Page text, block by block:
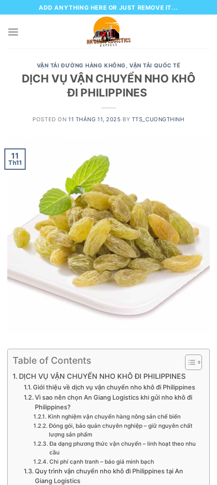
to
content
ADD ANYTHING HERE OR JUST REMOVE IT...
VẬN TẢI ĐƯỜNG HÀNG KHÔNG ,VẬN TẢI QUỐC TẾ
DỊCH VỤ VẬN CHUYỂN NHO KHÔ
ĐI PHILIPPINES
POSTED ON 11 THÁNG 11, 2025 BY TTS_CUONGTHINH
11
Th11
Table of Contents
DỊCH VỤ VẬN CHUYỂN NHO KHÔ ĐI PHILIPPINES
Giới thiệu về dịch vụ vận chuyển nho khô đi Philippines
Vì sao nên chọn An Giang Logistics khi gửi nho khô đi
Philippines?
Kinh nghiệm vận chuyển hàng nông sản chế biến
Đóng gói, bảo quản chuyên nghiệp – giữ nguyên chất
lượng sản phẩm
Đa dạng phương thức vận chuyển – linh hoạt theo nhu
cầu
Chi phí cạnh tranh – báo giá minh bạch
Quy trình vận chuyển nho khô đi Philippines tại An
Giang Logistics